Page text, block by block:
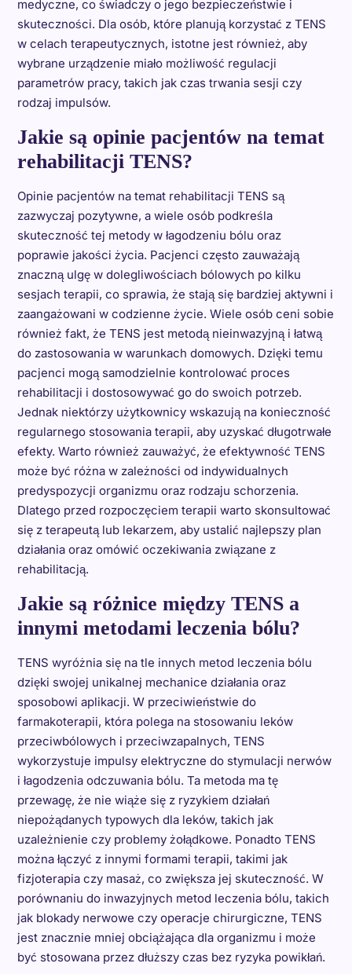
medyczne, co świadczy o jego bezpieczeństwie i
skuteczności. Dla osób, które planują korzystać z TENS
w celach terapeutycznych, istotne jest również, aby
wybrane urządzenie miało możliwość regulacji
parametrów pracy, takich jak czas trwania sesji czy
rodzaj impulsów.
Jakie są opinie pacjentów na temat
rehabilitacji TENS?
Opinie pacjentów na temat rehabilitacji TENS są
zazwyczaj pozytywne, a wiele osób podkreśla
skuteczność tej metody w łagodzeniu bólu oraz
poprawie jakości życia. Pacjenci często zauważają
znaczną ulgę w dolegliwościach bólowych po kilku
sesjach terapii, co sprawia, że stają się bardziej aktywni i
zaangażowani w codzienne życie. Wiele osób ceni sobie
również fakt, że TENS jest metodą nieinwazyjną i łatwą
do zastosowania w warunkach domowych. Dzięki temu
pacjenci mogą samodzielnie kontrolować proces
rehabilitacji i dostosowywać go do swoich potrzeb.
Jednak niektórzy użytkownicy wskazują na konieczność
regularnego stosowania terapii, aby uzyskać długotrwałe
efekty. Warto również zauważyć, że efektywność TENS
może być różna w zależności od indywidualnych
predyspozycji organizmu oraz rodzaju schorzenia.
Dlatego przed rozpoczęciem terapii warto skonsultować
się z terapeutą lub lekarzem, aby ustalić najlepszy plan
działania oraz omówić oczekiwania związane z
rehabilitacją.
Jakie są różnice między TENS a
innymi metodami leczenia bólu?
TENS wyróżnia się na tle innych metod leczenia bólu
dzięki swojej unikalnej mechanice działania oraz
sposobowi aplikacji. W przeciwieństwie do
farmakoterapii, która polega na stosowaniu leków
przeciwbólowych i przeciwzapalnych, TENS
wykorzystuje impulsy elektryczne do stymulacji nerwów
i łagodzenia odczuwania bólu. Ta metoda ma tę
przewagę, że nie wiąże się z ryzykiem działań
niepożądanych typowych dla leków, takich jak
uzależnienie czy problemy żołądkowe. Ponadto TENS
można łączyć z innymi formami terapii, takimi jak
fizjoterapia czy masaż, co zwiększa jej skuteczność. W
porównaniu do inwazyjnych metod leczenia bólu, takich
jak blokady nerwowe czy operacje chirurgiczne, TENS
jest znacznie mniej obciążająca dla organizmu i może
być stosowana przez dłuższy czas bez ryzyka powikłań.